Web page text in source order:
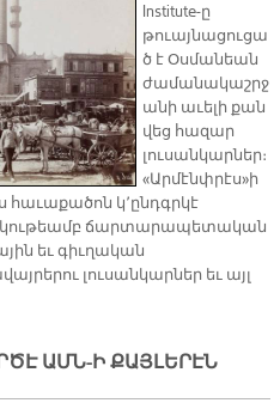
Institute-ը
թուայնացուցա
ծ է Օսմանեան
ժամանակաշրջ
անի աւելի քան
վեց հազար
լուսանկարներ։
«Արմէնփրէս»ի
հաւաքածոն կ՚ընդգրկէ
ճարտարապետական
եւ գիւղական
լուսանկարներ եւ այլ
ԱՄՆ-Ի ՔԱՅԼԵՐԷՆ